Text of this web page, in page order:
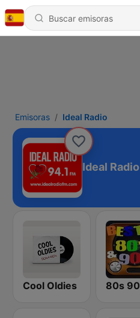
Emisoras Ideal Radio
Ideal Radio
Cool Oldies